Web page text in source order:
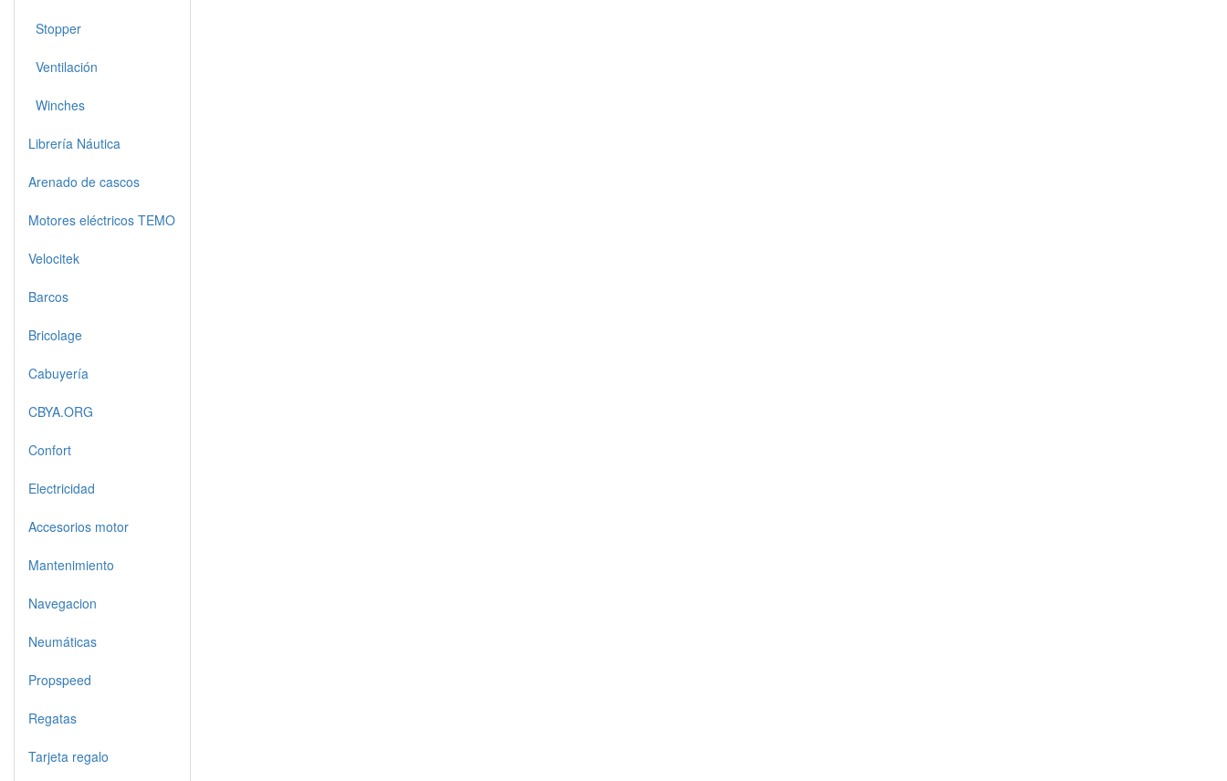
Stopper
Ventilación
Winches
Librería Náutica
Arenado de cascos
Motores eléctricos TEMO
Velocitek
Barcos
Bricolage
Cabuyería
CBYA.ORG
Confort
Electricidad
Accesorios motor
Mantenimiento
Navegacion
Neumáticas
Propspeed
Regatas
Tarjeta regalo